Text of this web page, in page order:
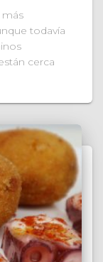
más
todavía
cerca